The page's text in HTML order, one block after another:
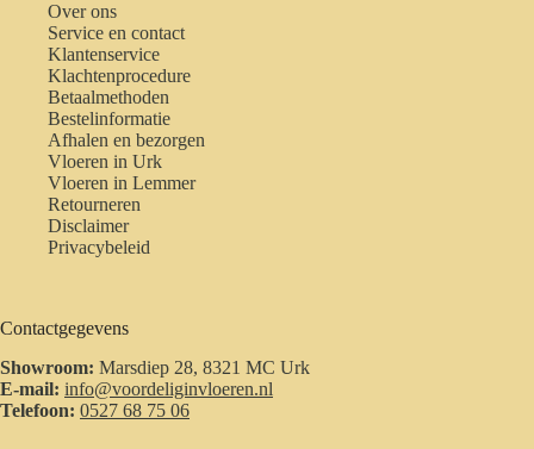
Over ons
Service en contact
Klantenservice
Klachtenprocedure
Betaalmethoden
Bestelinformatie
Afhalen en bezorgen
Vloeren in Urk
Vloeren in Lemmer
Retourneren
Disclaimer
Privacybeleid
Contactgegevens
Showroom: Marsdiep 28, 8321 MC Urk
E-mail: info@voordeliginvloeren.nl
Telefoon: 0527 68 75 06